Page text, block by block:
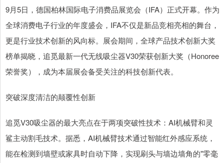
9月5日，德国柏林国际电子消费品展览会（IFA）正式开幕。作为
全球消费电子行业的年度盛会，IFA不仅是新品竞相亮相的舞台，
更是行业技术创新的风向标。展会期间，全球产品技术创新大奖
榜单揭晓，追觅最新一代无线吸尘器V30荣获创新大奖（Honoree
荣誉奖），成为本届展会备受关注的科技创新代表。
突破深度清洁的颠覆性创新
追觅V30吸尘器的最大亮点在于两项突破性技术：AI机械臂和灵
鲨主动割毛技术。据悉，AI机械臂技术通过智能红外感应系统，
能在检测到墙壁或家具时自动下降，实现刷头与墙边墙角的"零毫